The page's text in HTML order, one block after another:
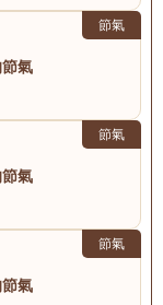
節氣
氣
節氣
氣
節氣
氣